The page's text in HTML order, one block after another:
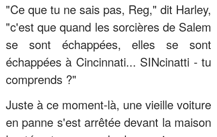
"Ce que tu ne sais pas, Reg," dit Harley,
"c'est que quand les sorcières de Salem
se sont échappées, elles se sont
échappées à Cincinnati... SINcinatti - tu
comprends ?"
Juste à ce moment-là, une vieille voiture
en panne s'est arrêtée devant la maison